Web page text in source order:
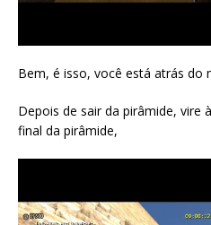
Bem, é isso, você está atrás do
Depois de sair da pirâmide, vire
final da pirâmide,